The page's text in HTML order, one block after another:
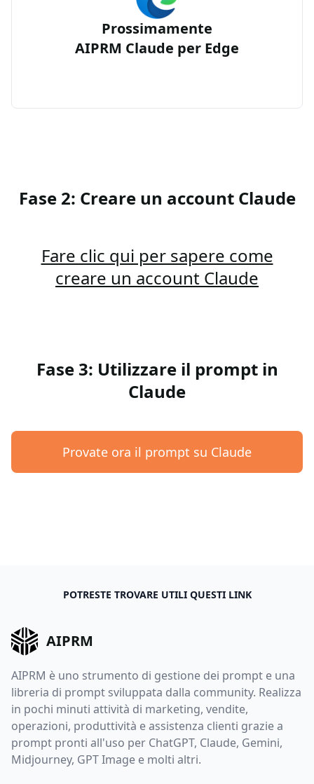
Prossimamente
AIPRM Claude per Edge
Fase 2: Creare un account Claude
Fare clic qui per sapere come
creare un account Claude
Fase 3: Utilizzare il prompt in
Claude
Provate ora il prompt su Claude
POTRESTE TROVARE UTILI QUESTI LINK
AIPRM
AIPRM è uno strumento di gestione dei prompt e una
libreria di prompt sviluppata dalla community. Realizza
in pochi minuti attività di marketing, vendite,
operazioni, produttività e assistenza clienti grazie a
prompt pronti all'uso per ChatGPT, Claude, Gemini,
Midjourney, GPT Image e molti altri.